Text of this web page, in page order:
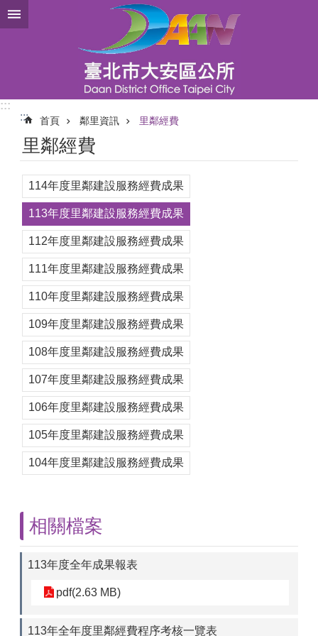
跳到主要內容區塊
:::
:::
首頁 鄰里資訊 里鄰經費
里鄰經費
114年度里鄰建設服務經費成果
113年度里鄰建設服務經費成果
112年度里鄰建設服務經費成果
111年度里鄰建設服務經費成果
110年度里鄰建設服務經費成果
109年度里鄰建設服務經費成果
108年度里鄰建設服務經費成果
107年度里鄰建設服務經費成果
106年度里鄰建設服務經費成果
105年度里鄰建設服務經費成果
104年度里鄰建設服務經費成果
相關檔案
113年度全年成果報表
pdf(2.63 MB)
113年全年度里鄰經費程序考核一覽表